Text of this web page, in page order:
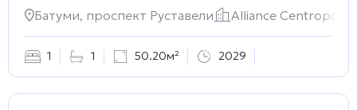
Батуми, проспект Руставели
Alliance Centropolis
1 1 50.20м² 2029